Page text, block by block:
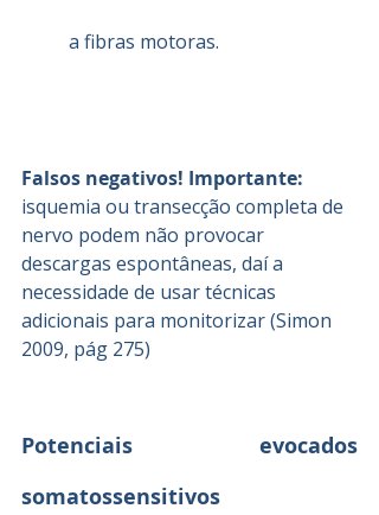
          a fibras motoras.
Falsos negativos! Importante:
isquemia ou transecção completa de
nervo podem não provocar
descargas espontâneas, daí a
necessidade de usar técnicas
adicionais para monitorizar (Simon
2009, pág 275)
Potenciais evocados
somatossensitivos